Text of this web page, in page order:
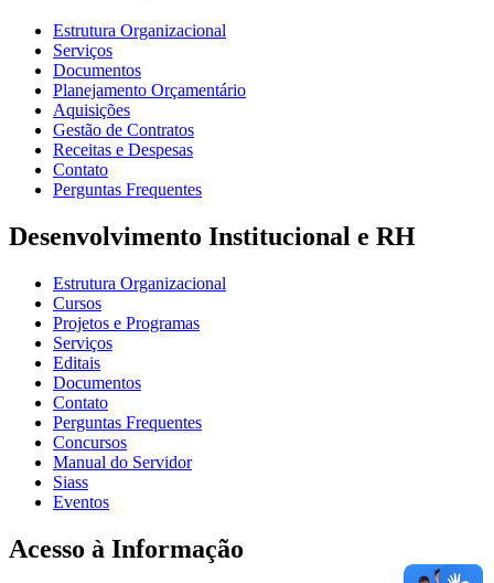
Estrutura Organizacional
Serviços
Documentos
Planejamento Orçamentário
Aquisições
Gestão de Contratos
Receitas e Despesas
Contato
Perguntas Frequentes
Desenvolvimento Institucional e RH
Estrutura Organizacional
Cursos
Projetos e Programas
Serviços
Editais
Documentos
Contato
Perguntas Frequentes
Concursos
Manual do Servidor
Siass
Eventos
Acesso à Informação